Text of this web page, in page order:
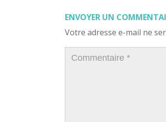
ENVOYER UN
Votre adresse e-mail ne